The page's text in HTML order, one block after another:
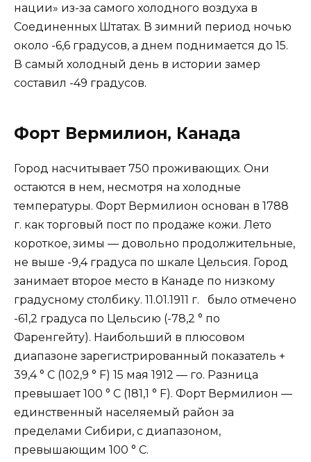
нации» из-за самого холодного воздуха в
Соединенных Штатах. В зимний период ночью
около -6,6 градусов, а днем ​​поднимается до 15.
В самый холодный день в истории замер
составил -49 градусов.
Форт Вермилион, Канада
Город насчитывает 750 проживающих. Они
остаются в нем, несмотря на холодные
температуры. Форт Вермилион основан в 1788
г. как торговый пост по продаже кожи. Лето
короткое, зимы — довольно продолжительные,
не выше -9,4 градуса по шкале Цельсия. Город
занимает второе место в Канаде по низкому
градусному столбику. 11.01.1911 г. было отмечено
-61,2 градуса по Цельсию (-78,2 ° по
Фаренгейту). Наибольший в плюсовом
диапазоне зарегистрированный показатель +
39,4 ° C (102,9 ° F) 15 мая 1912 — го. Разница
превышает 100 ° C (181,1 ° F). Форт Вермилион —
единственный населяемый район за
пределами Сибири, с диапазоном,
превышающим 100 ° C.